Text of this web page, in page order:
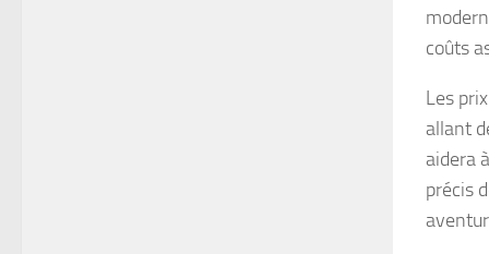
coûts
Les
allant
aidera
précis